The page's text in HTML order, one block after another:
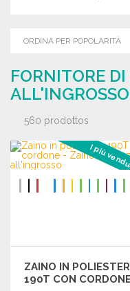
FORNITORE
ALL'INGROSSO
560 prodottos
I più
ZAINO IN
190T CON